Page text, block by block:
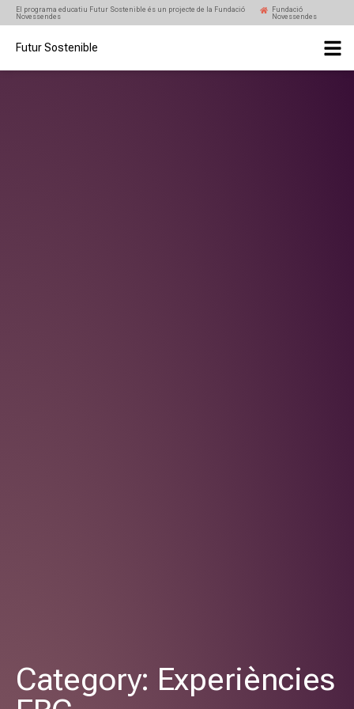
El programa educatiu Futur Sostenible és un projecte de la Fundació
Novessendes
Fundació
Novessendes
Futur Sostenible
Category: Experiències